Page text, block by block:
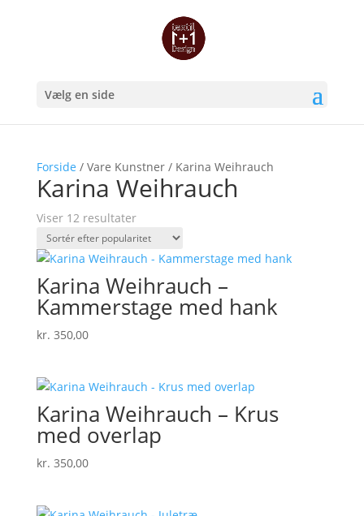
Vælg en side
Forside / Vare Kunstner / Karina Weihrauch
Karina Weihrauch
Viser 12 resultaterSorteret
efter
popularitet
Karina Weihrauch –
Kammerstage med hank
kr. 350,00
Karina Weihrauch – Krus
med overlap
kr. 350,00